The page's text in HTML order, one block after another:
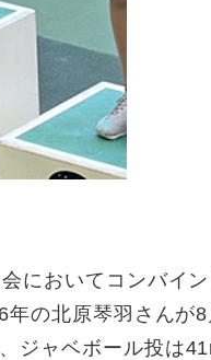
においてコンバイン
の北原琴羽さんが
ジャベボール投は